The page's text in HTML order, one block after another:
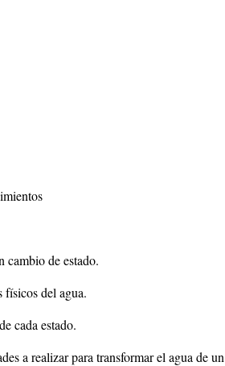
cambio de estado.
físicos del agua.
cada estado.
a realizar para transformar el agua de